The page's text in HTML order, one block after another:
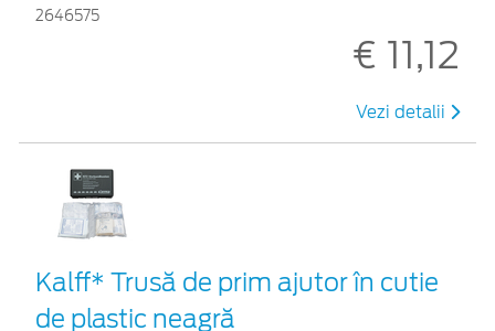
2646575
€ 11,12
Vezi detalii
Kalff* Trusă de prim ajutor în cutie
de plastic neagră